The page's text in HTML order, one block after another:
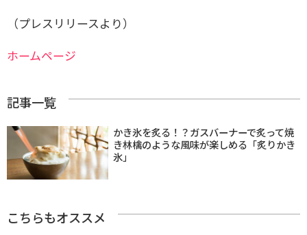
（プレスリリースより）
ホームページ
記事一覧
かき氷を炙る！？ガスバーナーで炙って焼
き林檎のような風味が楽しめる「炙りかき
氷」
こちらもオススメ